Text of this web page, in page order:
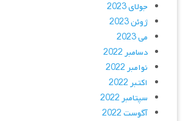
جولای 2023
ژوئن 2023
می 2023
دسامبر 2022
نوامبر 2022
اکتبر 2022
سپتامبر 2022
آگوست 2022